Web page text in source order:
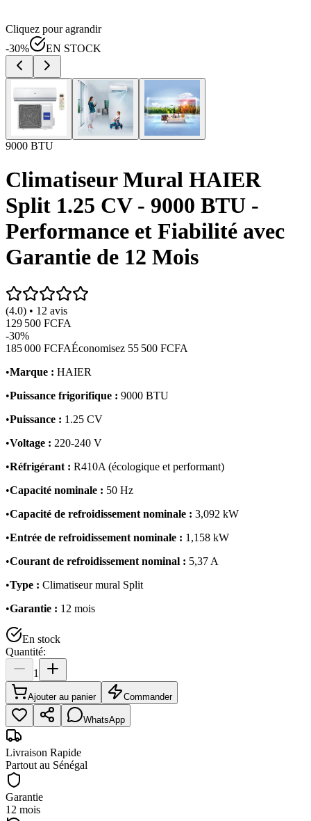
Cliquez pour agrandir
-30% EN STOCK
9000 BTU
Climatiseur Mural HAIER
Split 1.25 CV - 9000 BTU -
Performance et Fiabilité avec
Garantie de 12 Mois
(4.0) • 12 avis
129 500 FCFA
-30%
185 000 FCFAÉconomisez 55 500 FCFA
•Marque : HAIER
•Puissance frigorifique : 9000 BTU
•Puissance : 1.25 CV
•Voltage : 220-240 V
•Réfrigérant : R410A (écologique et performant)
•Capacité nominale : 50 Hz
•Capacité de refroidissement nominale : 3,092 kW
•Entrée de refroidissement nominale : 1,158 kW
•Courant de refroidissement nominal : 5,37 A
•Type : Climatiseur mural Split
•Garantie : 12 mois
En stock
Quantité:
1
Ajouter au panier Commander
WhatsApp
Livraison Rapide
Partout au Sénégal
Garantie
12 mois